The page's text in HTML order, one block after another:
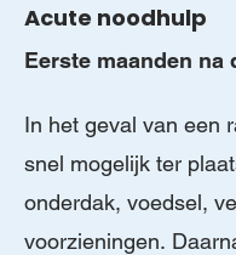
Acute noodhulp
Eerste maanden na
In het geval van een
snel mogelijk ter
onderdak, voedsel,
voorzieningen.